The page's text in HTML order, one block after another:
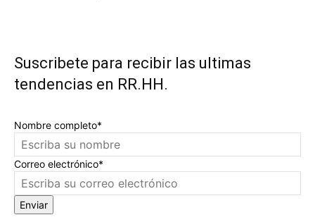
Suscribete para recibir las ultimas
tendencias en RR.HH.
Nombre completo*
Correo electrónico*
Enviar